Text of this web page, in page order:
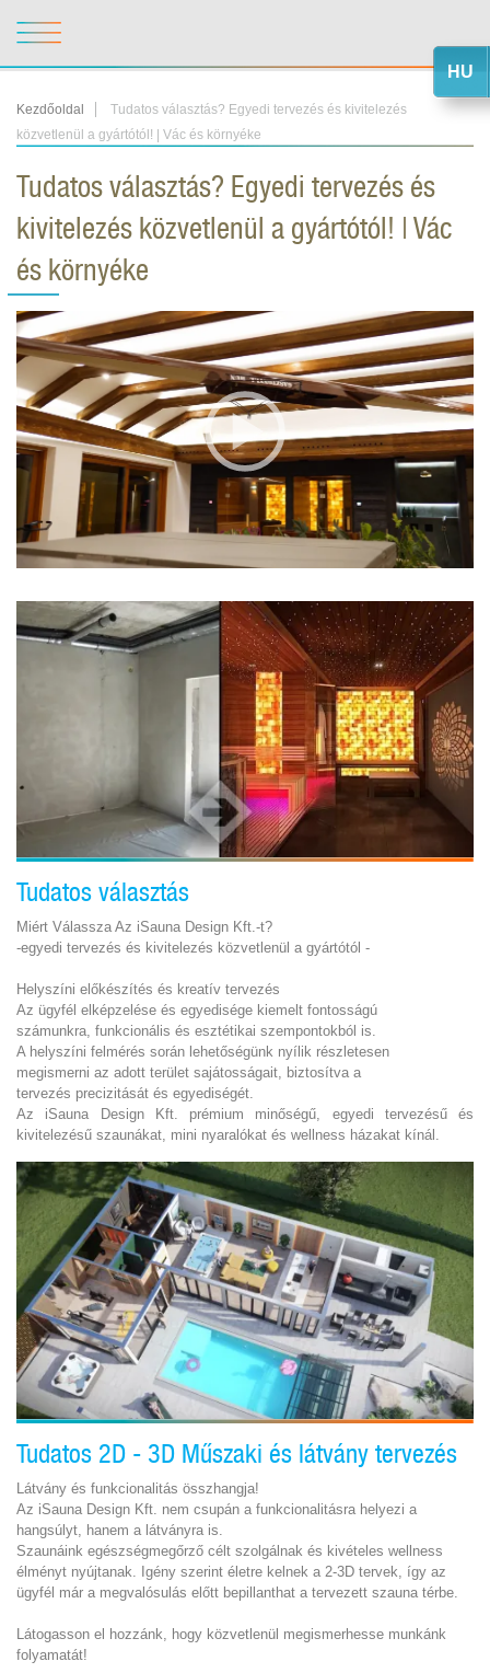
Kezdőoldal
Tudatos választás? Egyedi tervezés és kivitelezés
közvetlenül a gyártótól! | Vác és környéke
Tudatos választás? Egyedi tervezés és
kivitelezés közvetlenül a gyártótól! | Vác
és környéke
Tudatos választás
Miért Válassza Az iSauna Design Kft.-t?
-egyedi tervezés és kivitelezés közvetlenül a gyártótól -
Helyszíni előkészítés és kreatív tervezés
Az ügyfél elképzelése és egyedisége kiemelt fontosságú
számunkra, funkcionális és esztétikai szempontokból is.
A helyszíni felmérés során lehetőségünk nyílik részletesen
megismerni az adott terület sajátosságait, biztosítva a
tervezés precizitását és egyediségét.
Az iSauna Design Kft. prémium minőségű, egyedi tervezésű és
kivitelezésű szaunákat, mini nyaralókat és wellness házakat kínál.
Tudatos 2D - 3D Műszaki és látvány tervezés
Látvány és funkcionalitás összhangja!
Az iSauna Design Kft. nem csupán a funkcionalitásra helyezi a
hangsúlyt, hanem a látványra is.
Szaunáink egészségmegőrző célt szolgálnak és kivételes wellness
élményt nyújtanak. Igény szerint életre kelnek a 2-3D tervek, így az
ügyfél már a megvalósulás előtt bepillanthat a tervezett szauna térbe.
Látogasson el hozzánk, hogy közvetlenül megismerhesse munkánk
folyamatát!
HU